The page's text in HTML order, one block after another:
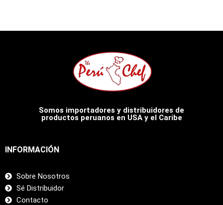
Somos importadores y distribuidores de
productos peruanos en USA y el Caribe
INFORMACIÓN
Sobre Nosotros
Sé Distribuidor
Contacto